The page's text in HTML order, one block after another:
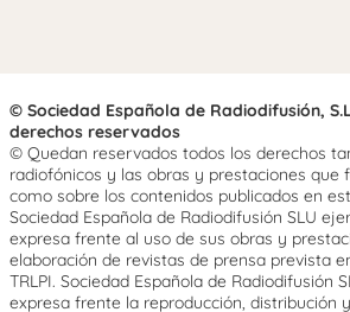
© Sociedad Española de Radiodifusión,
derechos reservados
© Quedan reservados todos los derechos
radiofónicos y las obras y prestaciones que
como sobre los contenidos publicados en
Sociedad Española de Radiodifusión SLU
expresa frente al uso de sus obras y
elaboración de revistas de prensa prevista
TRLPI. Sociedad Española de Radiodifusión
expresa frente la reproducción, distribución